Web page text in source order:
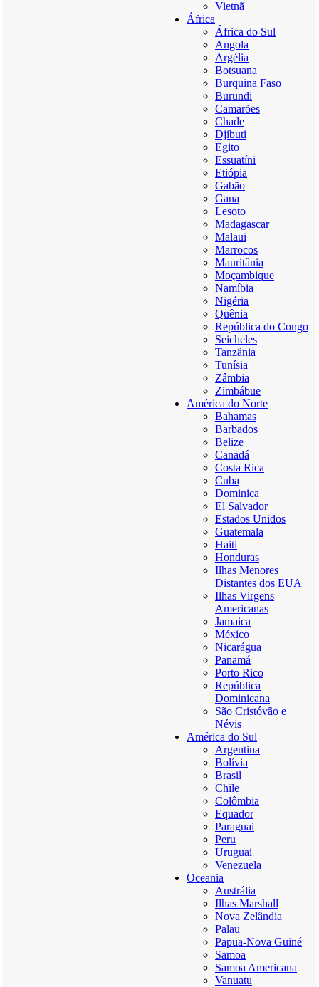
Vietnã
África
África do Sul
Angola
Argélia
Botsuana
Burquina Faso
Burundi
Camarões
Chade
Djibuti
Egito
Essuatíni
Etiópia
Gabão
Gana
Lesoto
Madagascar
Malaui
Marrocos
Mauritânia
Moçambique
Namíbia
Nigéria
Quênia
República do Congo
Seicheles
Tanzânia
Tunísia
Zâmbia
Zimbábue
América do Norte
Bahamas
Barbados
Belize
Canadá
Costa Rica
Cuba
Dominica
El Salvador
Estados Unidos
Guatemala
Haiti
Honduras
Ilhas Menores
Distantes dos EUA
Ilhas Virgens
Americanas
Jamaica
México
Nicarágua
Panamá
Porto Rico
República
Dominicana
São Cristóvão e
Névis
América do Sul
Argentina
Bolívia
Brasil
Chile
Colômbia
Equador
Paraguai
Peru
Uruguai
Venezuela
Oceania
Austrália
Ilhas Marshall
Nova Zelândia
Palau
Papua-Nova Guiné
Samoa
Samoa Americana
Vanuatu